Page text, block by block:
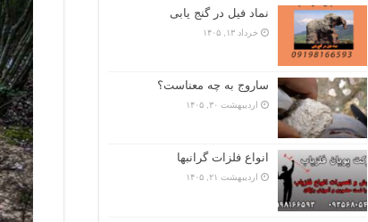
نماد فیل در گنج یابی
خرداد ۱۳, ۱۴۰۵
ساروج به چه معناست؟
اردیبهشت ۳۰, ۱۴۰۵
انواع فلزات گرانبها
اردیبهشت ۲۱, ۱۴۰۵